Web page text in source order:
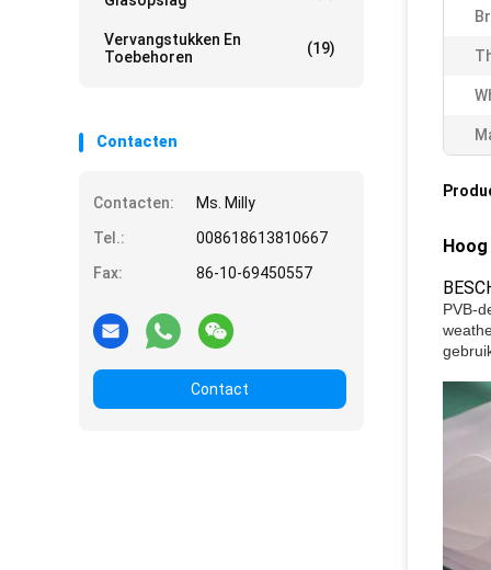
Vervangstukken En
Toebehoren
(19)
Contacten
Contacten:
Ms. Milly
Tel.:
008618613810667
Fax:
86-10-69450557
Contact
PVB-